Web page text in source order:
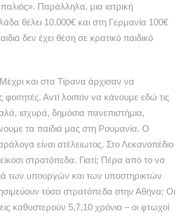
Παράλληλα, μια ιατρική
θέλει 10.000€ και στη Γερμανία 100€
δεν έχει θέση σε κρατικό παιδικό
και στα Τίρανα άρχισαν να
Αντί λοιπόν να κάνουμε εδώ τις
ισχυρά, δημόσια πανεπιστήμια,
τα παιδιά μας στη Ρουμανία. Ο
είναι ατέλειωτος. Στο Λεκανοπέδιο
στρατόπεδα. Γιατί; Πέρα από το να
των υπουργών και των υποστηρικτών
τόσα στρατόπεδα στην Αθήνα; Οι
καθυστερούν 5,7,10 χρόνια – οι φτωχοί